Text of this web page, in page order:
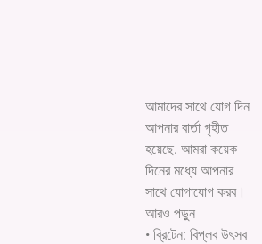
আমাদের সাথে যোগ দিন
আপনার বার্তা গৃহীত
হয়েছে. আমরা কয়েক
দিনের মধ্যে আপনার
সাথে যোগাযোগ করব।
আরও পড়ুন
• ব্রিটেন: বিপ্লব উৎসব